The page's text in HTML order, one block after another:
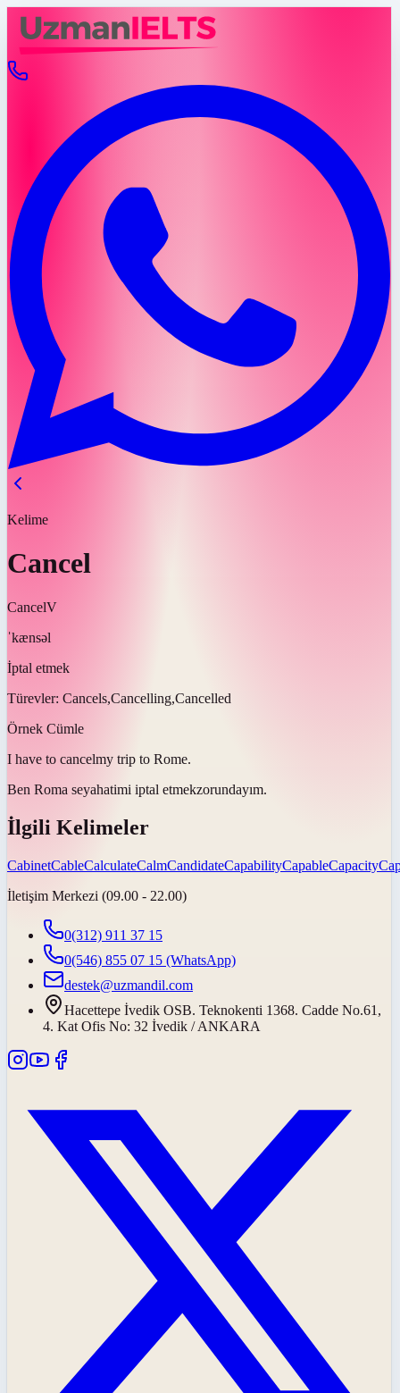
Kelime
Cancel
CancelV
ˈkænsəl
İptal etmek
Türevler: Cancels,Cancelling,Cancelled
Örnek Cümle
I have to cancelmy trip to Rome.
Ben Roma seyahatimi iptal etmekzorundayım.
İlgili Kelimeler
CabinetCableCalculateCalmCandidateCapabilityCapableCapacity
İletişim Merkezi (09.00 - 22.00)
0(312) 911 37 15
0(546) 855 07 15 (WhatsApp)
destek@uzmandil.com
Hacettepe İvedik OSB. Teknokenti 1368. Cadde No.61,
4. Kat Ofis No: 32 İvedik / ANKARA